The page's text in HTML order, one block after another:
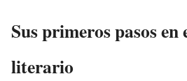
Sus primeros pasos en
literario